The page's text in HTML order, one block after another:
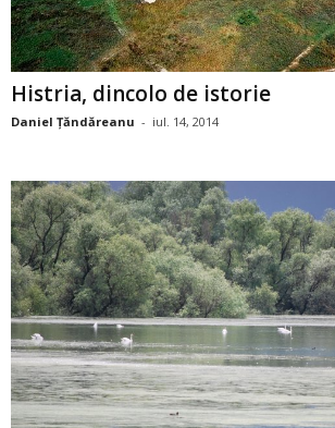
Histria, dincolo de istorie
Daniel Țăndăreanu - iul. 14, 2014